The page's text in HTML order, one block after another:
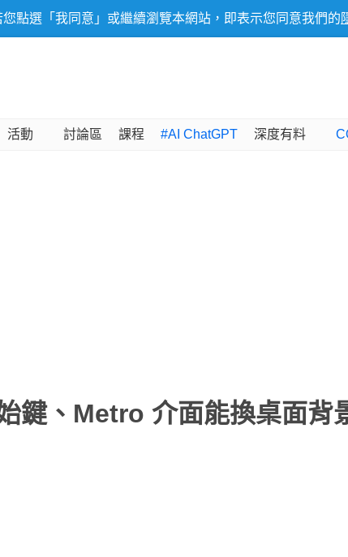
點選「我同意」或繼續瀏覽本網站，即表示您同意我們的
活動 討論區 課程 #AI ChatGPT 深度有料
鍵、Metro 介面能換桌面背